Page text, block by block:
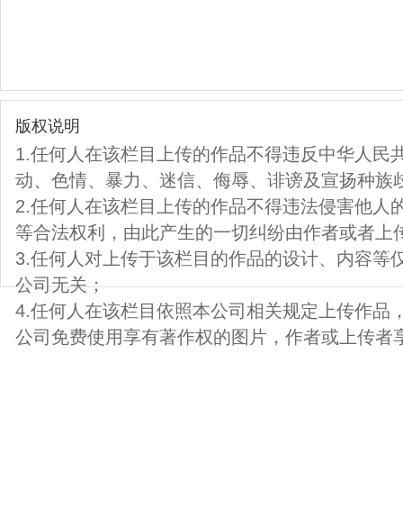
版权说明
1.任何人在该栏目上传的作品不得违反中华人民
动、色情、暴力、迷信、侮辱、诽谤及宣扬种族
2.任何人在该栏目上传的作品不得违法侵害他人
等合法权利，由此产生的一切纠纷由作者或者上
3.任何人对上传于该栏目的作品的设计、内容等
公司无关；
4.任何人在该栏目依照本公司相关规定上传作品
公司免费使用享有著作权的图片，作者或上传者